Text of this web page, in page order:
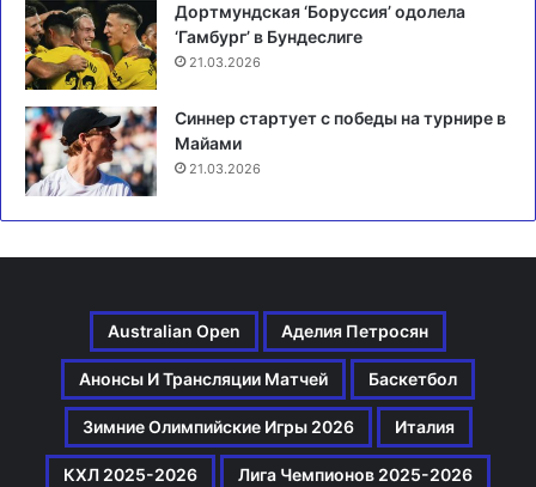
Дортмундская ‘Боруссия’ одолела
‘Гамбург’ в Бундеслиге
21.03.2026
Синнер стартует с победы на турнире в
Майами
21.03.2026
Australian Open Аделия Петросян
Анонсы И Трансляции Матчей Баскетбол
Зимние Олимпийские Игры 2026 Италия
КХЛ 2025-2026 Лига Чемпионов 2025-2026